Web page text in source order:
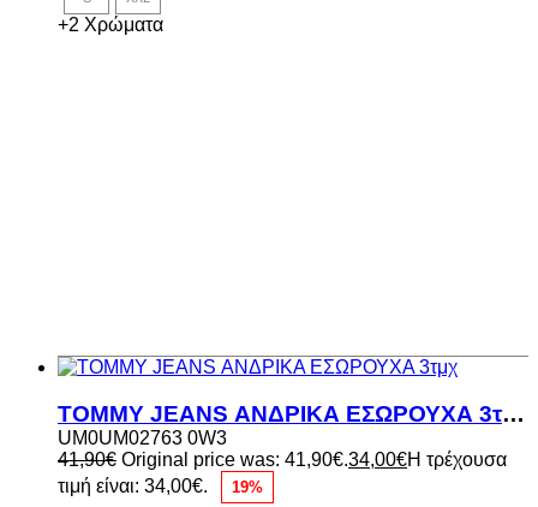
+2 Χρώματα
TOMMY JEANS ΑΝΔΡΙΚΑ ΕΣΩΡΟΥΧΑ 3τμχ
UM0UM02763 0W3
41,90€ Original price was: 41,90€.34,00€Η τρέχουσα
τιμή είναι: 34,00€.
19%